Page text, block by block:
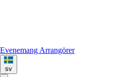
Evenemang Arrangörer
sv